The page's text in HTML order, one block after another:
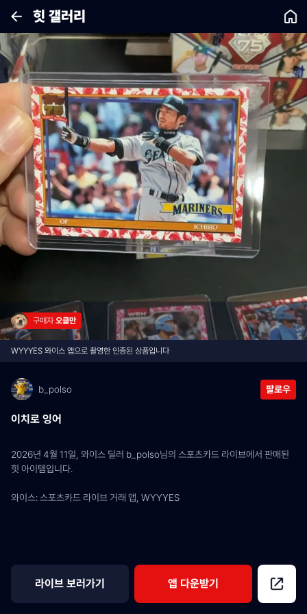
힛 갤러리
구매자 오클만
WYYYES 와이스 앱으로 촬영한 인증된 상품입니다
b_polso 팔로우
이치로 잉어
2026년 4월 11일, 와이스 딜러 b_polso님의 스포츠카드 라이브에서 판매된
힛 아이템입니다.
와이스: 스포츠카드 라이브 거래 앱, WYYYES
라이브 보러가기 앱 다운받기